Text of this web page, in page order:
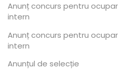
Anunț concurs pentru
intern
Anunț concurs pentru
intern
Anunțul de selecție